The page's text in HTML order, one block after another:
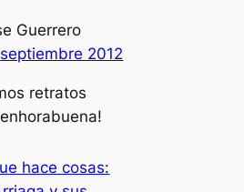
Guerrero
2012
retratos
hace cosas: